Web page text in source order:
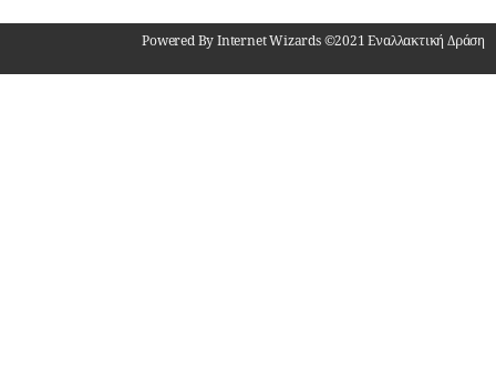
Powered By Internet Wizards ©2021 Εναλλακτική Δράση